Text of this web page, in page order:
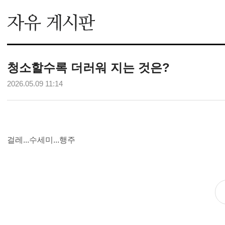
청소할수록 더러워 지는 것은?
2026.05.09 11:14
걸레...수세미...행주